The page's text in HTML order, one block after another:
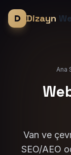
Dizayn
Ana
Van ve
SEO/AEO